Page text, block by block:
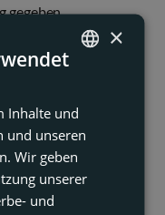
gegeben.
eine positive
des
bei der
Daten
FRENCH
GERMAN
×
Inhalte und
und unseren
Wir geben
unserer
und